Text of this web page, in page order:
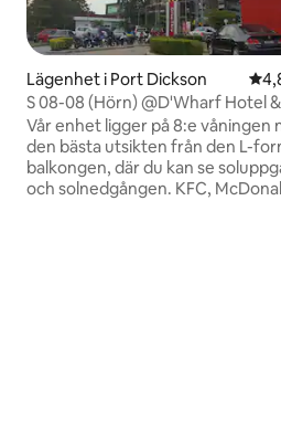
Lägenhet i Port Dickson
S 08-08 (Hörn) @D'Wharf Hotel &
Residence
Vår enhet ligger på 8:e våningen
den bästa utsikten från den L-
balkongen, där du kan se
och solnedgången. KFC, McDonald’s,
Mellanöstern/Indien/Thailand/